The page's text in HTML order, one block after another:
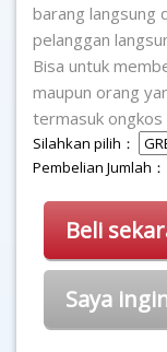
barang langsung
pelanggan
Bisa untuk
maupun orang
termasuk ongkos
Silahkan pilih：
Pembelian Jumlah：
Beli
Saya